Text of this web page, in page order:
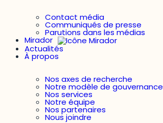
Contact média
Communiqués de presse
Parutions dans les médias
Mirador
Actualités
À propos
Nos axes de recherche
Notre modèle de gouvernance
Nos services
Notre équipe
Nos partenaires
Nous joindre